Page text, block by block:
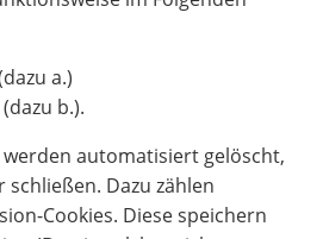
a.)
b.).
werden automatisiert gelöscht,
schließen. Dazu zählen
Cookies. Diese speichern